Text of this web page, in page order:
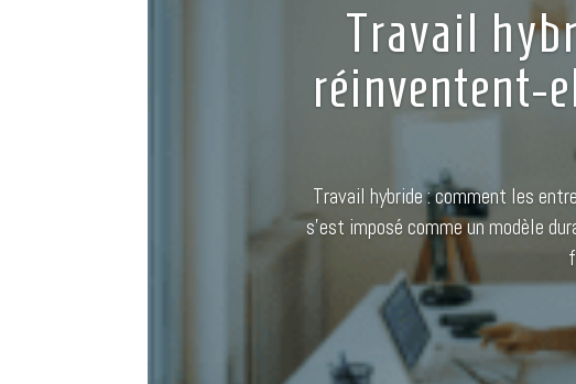
Travail
réinventent-
Travail hybride : comment les
s’est imposé comme un modèle